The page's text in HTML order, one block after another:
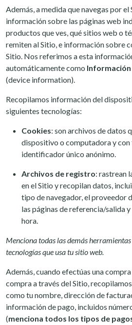
Además, a medida que navegas por
información sobre las páginas web
productos que ves, qué sitios web o
remiten al Sitio, e información sobre
Sitio. Nos referimos a esta
automáticamente como
(device information).
Recopilamos información del
siguientes tecnologías:
Cookies: son archivos de datos
dispositivo o computadora y con
identificador único anónimo.
Archivos de registro: rastrean
en el Sitio y recopilan datos,
tipo de navegador, el proveedor
las páginas de referencia/salida
hora.
Menciona todas las demás
tecnologías que usa tu sitio web.
Además, cuando efectúas una
compra a través del Sitio,
como tu nombre, dirección de
información de pago, incluidos
(menciona todos los tipos de